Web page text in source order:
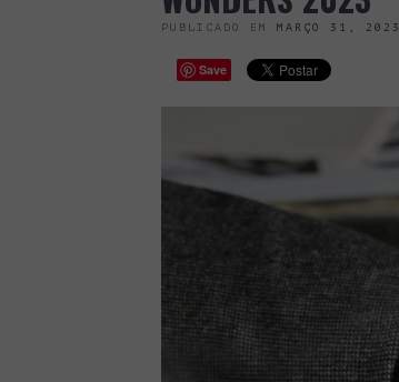
PUBLICADO EM MARÇO 31, 2023
Save